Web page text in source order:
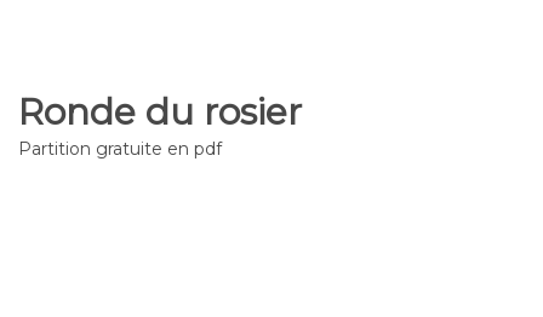
Ronde du rosier
Partition gratuite en pdf